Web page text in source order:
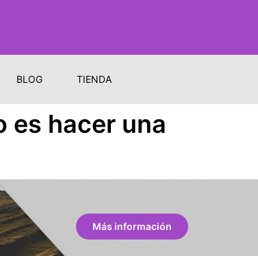
BLOG TIENDA
es hacer una
Más información